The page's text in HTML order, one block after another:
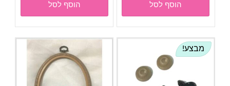
היה:
₪4.00.
₪3.00.
הוסף לסל הוסף לסל
מבצע!